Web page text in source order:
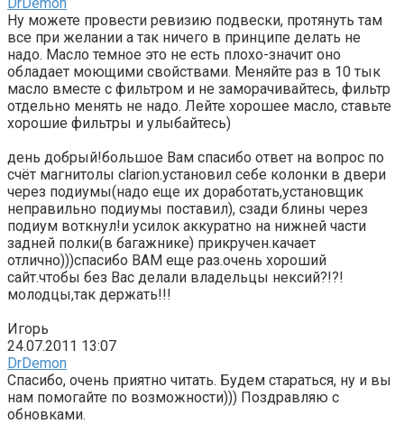
Ну можете провести ревизию подвески, протянуть там
все при желании а так ничего в принципе делать не
надо. Масло темное это не есть плохо-значит оно
обладает моющими свойствами. Меняйте раз в 10 тык
масло вместе с фильтром и не заморачивайтесь, фильтр
отдельно менять не надо. Лейте хорошее масло, ставьте
хорошие фильтры и улыбайтесь)
день добрый!большое Вам спасибо ответ на вопрос по
счёт магнитолы clarion.установил себе колонки в двери
через подиумы(надо еще их доработать,установщик
неправильно подиумы поставил), сзади блины через
подиум воткнул!и усилок аккуратно на нижней части
задней полки(в багажнике) прикручен.качает
отлично)))спасибо ВАМ еще раз.очень хороший
сайт.чтобы без Вас делали владельцы нексий?!?!
молодцы,так держать!!!
Игорь
24.07.2011 13:07
DrDemon
Спасибо, очень приятно читать. Будем стараться, ну и вы
нам помогайте по возможности))) Поздравляю с
обновками.